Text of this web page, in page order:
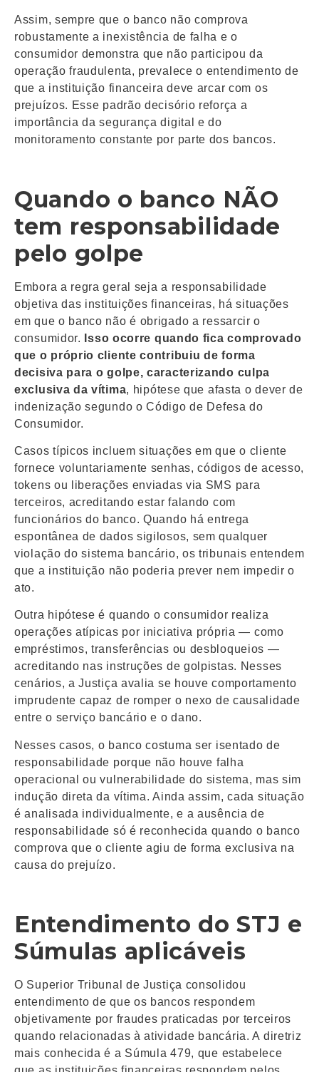
Assim, sempre que o banco não comprova
robustamente a inexistência de falha e o
consumidor demonstra que não participou da
operação fraudulenta, prevalece o entendimento de
que a instituição financeira deve arcar com os
prejuízos. Esse padrão decisório reforça a
importância da segurança digital e do
monitoramento constante por parte dos bancos.
Quando o banco NÃO
tem responsabilidade
pelo golpe
Embora a regra geral seja a responsabilidade
objetiva das instituições financeiras, há situações
em que o banco não é obrigado a ressarcir o
consumidor.
Isso ocorre quando fica comprovado
que o próprio cliente contribuiu de forma
decisiva para o golpe, caracterizando culpa
exclusiva da vítima, hipótese que afasta o dever de
indenização segundo o Código de Defesa do
Consumidor.
Casos típicos incluem situações em que o cliente
fornece voluntariamente senhas, códigos de acesso,
tokens ou liberações enviadas via SMS para
terceiros, acreditando estar falando com
funcionários do banco. Quando há entrega
espontânea de dados sigilosos, sem qualquer
violação do sistema bancário, os tribunais entendem
que a instituição não poderia prever nem impedir o
ato.
Outra hipótese é quando o consumidor realiza
operações atípicas por iniciativa própria — como
empréstimos, transferências ou desbloqueios —
acreditando nas instruções de golpistas. Nesses
cenários, a Justiça avalia se houve comportamento
imprudente capaz de romper o nexo de causalidade
entre o serviço bancário e o dano.
Nesses casos, o banco costuma ser isentado de
responsabilidade porque não houve falha
operacional ou vulnerabilidade do sistema, mas sim
indução direta da vítima. Ainda assim, cada situação
é analisada individualmente, e a ausência de
responsabilidade só é reconhecida quando o banco
comprova que o cliente agiu de forma exclusiva na
causa do prejuízo.
Entendimento do STJ e
Súmulas aplicáveis
O Superior Tribunal de Justiça consolidou
entendimento de que os bancos respondem
objetivamente por fraudes praticadas por terceiros
quando relacionadas à atividade bancária. A diretriz
mais conhecida é a Súmula 479, que estabelece